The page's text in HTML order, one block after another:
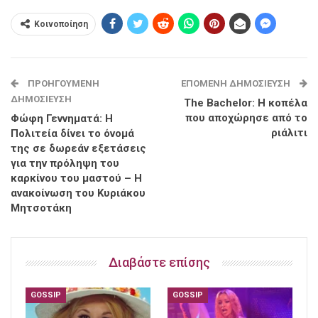
Κοινοποίηση
ΠΡΟΗΓΟΎΜΕΝΗ
ΔΗΜΟΣΊΕΥΣΗ
Φώφη Γεννηματά: Η
Πολιτεία δίνει το όνομά
της σε δωρεάν εξετάσεις
για την πρόληψη του
καρκίνου του μαστού – Η
ανακοίνωση του Κυριάκου
Μητσοτάκη
ΕΠΌΜΕΝΗ ΔΗΜΟΣΊΕΥΣΗ
The Bachelor: Η κοπέλα
που αποχώρησε από το
ριάλιτι
Διαβάστε επίσης
GOSSIP GOSSIP